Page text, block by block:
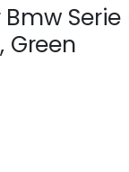
Serie
Green